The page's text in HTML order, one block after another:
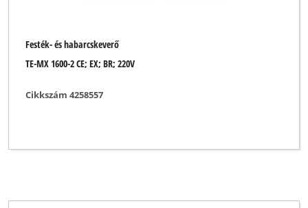
Festék- és habarcskeverő
TE-MX 1600-2 CE; EX; BR; 220V
Cikkszám 4258557